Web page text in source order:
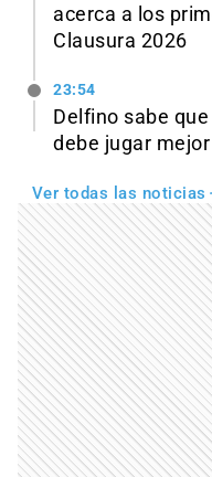
acerca a los
Clausura 2026
23:54
Delfino sabe
debe jugar mejor
Ver todas las noticias